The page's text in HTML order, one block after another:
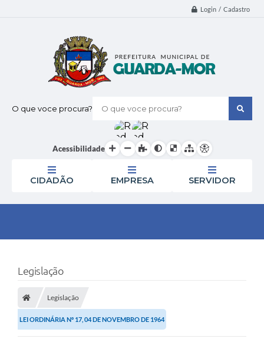
Login / Cadastro
O que voce procura?
Acessibilidade
CIDADÃO EMPRESA SERVIDOR
Legislação
Legislação
LEI ORDINÁRIA Nº 17, 04 DE NOVEMBRO DE 1964